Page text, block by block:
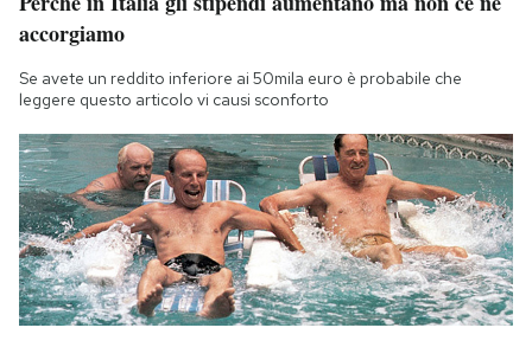
accorgiamo
Se avete un reddito inferiore ai 50mila euro è probabile che
leggere questo articolo vi causi sconforto